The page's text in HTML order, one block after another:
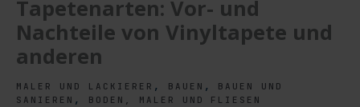
Tapetenarten: Vor- und
Nachteile von Vinyltapete und
anderen
MALER UND LACKIERER , BAUEN ,
BAUEN UND
SANIEREN , BODEN, MALER UND FLIESEN